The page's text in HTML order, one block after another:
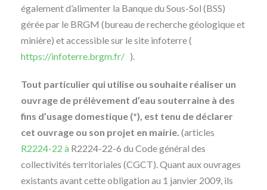
également d’alimenter la Banque du Sous-Sol (BSS)
gérée par le BRGM (bureau de recherche géologique et
minière) et accessible sur le site infoterre (
https://infoterre.brgm.fr/ ).
Tout particulier qui utilise ou souhaite réaliser un
ouvrage de prélèvement d’eau souterraine à des
fins d’usage domestique (*), est tenu de déclarer
cet ouvrage ou son projet en mairie. (articles
R2224-22 à R2224-22-6 du Code général des
collectivités territoriales (CGCT). Quant aux ouvrages
existants avant cette obligation au 1 janvier 2009, ils